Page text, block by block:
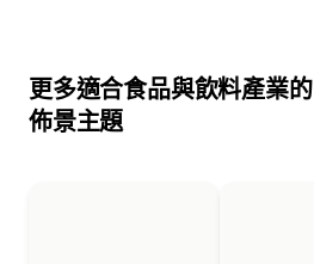
更多適合食品與飲料產業的
佈景主題